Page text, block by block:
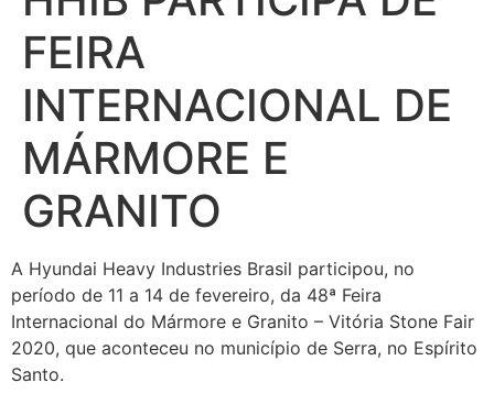
FEIRA
INTERNACIONAL DE
MÁRMORE E
GRANITO
A Hyundai Heavy Industries Brasil participou, no
período de 11 a 14 de fevereiro, da 48ª Feira
Internacional do Mármore e Granito – Vitória Stone Fair
2020, que aconteceu no município de Serra, no Espírito
Santo.